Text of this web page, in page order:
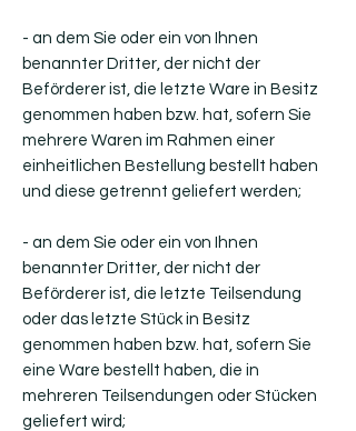
- an dem Sie oder ein von Ihnen
benannter Dritter, der nicht der
Beförderer ist, die letzte Ware in Besitz
genommen haben bzw. hat, sofern Sie
mehrere Waren im Rahmen einer
einheitlichen Bestellung bestellt haben
und diese getrennt geliefert werden;
- an dem Sie oder ein von Ihnen
benannter Dritter, der nicht der
Beförderer ist, die letzte Teilsendung
oder das letzte Stück in Besitz
genommen haben bzw. hat, sofern Sie
eine Ware bestellt haben, die in
mehreren Teilsendungen oder Stücken
geliefert wird;